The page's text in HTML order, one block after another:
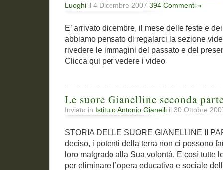
Luoghi il 4 Dicembre 2007 394 Commenti »
E’ arrivato dicembre, il mese delle feste e
abbiamo pensato di regalarci la sezione
rivedere le immagini del passato e del
Clicca qui per vedere i video
Le suore Gianelline seconda
Inviato in Istituto Antonio Gianelli il 30 Ottobre
STORIA DELLE SUORE GIANELLINE II
deciso, i potenti della terra non ci possono
loro malgrado alla Sua volontà. E così tutte
per eliminare l’opera educativa e sociale